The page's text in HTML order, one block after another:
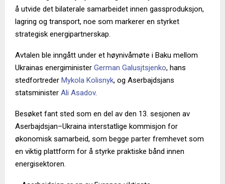
å utvide det bilaterale samarbeidet innen gassproduksjon,
lagring og transport, noe som markerer en styrket
strategisk energipartnerskap.
Avtalen ble inngått under et høynivåmøte i Baku mellom
Ukrainas energiminister German Galusjtsjenko, hans
stedfortreder Mykola Kolisnyk, og Aserbajdsjans
statsminister Ali Asadov.
Besøket fant sted som en del av den 13. sesjonen av
Aserbajdsjan–Ukraina interstatlige kommisjon for
økonomisk samarbeid, som begge parter fremhevet som
en viktig plattform for å styrke praktiske bånd innen
energisektoren.